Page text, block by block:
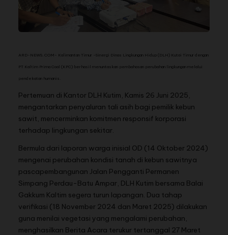
ARD-NEWS. COM- Kalimantan Timur – Sinergi Dinas Lingkungan Hidup (DLH) Kutai Timur dengan
PT Kaltim Prima Coal (KPC) berhasil menuntaskan pembahasan perubahan lingkungan melalui
pendekatan humanis.
Pertemuan di Kantor DLH Kutim, Kamis 26 Juni 2025,
mengantarkan penyaluran tali asih bagi pemilik kebun
sawit, mencerminkan komitmen responsif korporasi
terhadap lingkungan sekitar.
Bermula dari laporan warga inisial OD (14 Oktober 2024)
mengenai perubahan kondisi tanah di kebun sawitnya
pascapembangunan Jalan Pengganti Permanen
Simpang Perdau-Batu Ampar, DLH Kutim bersama Balai
Gakkum Kaltim segera turun lapangan. Dua tahap
verifikasi (18 November 2024 dan Maret 2025) dilakukan
guna menilai vegetasi yang mengalami perubahan,
menghasilkan Berita Acara terukur tertanggal 27 Maret